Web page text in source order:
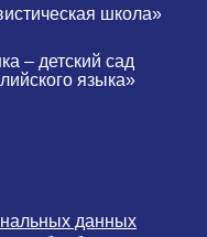
– детский сад
языка»
школа»
данных